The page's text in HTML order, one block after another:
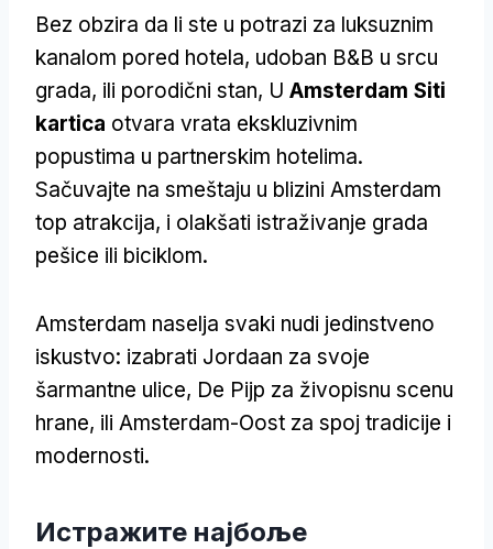
Bez obzira da li ste u potrazi za luksuznim
kanalom pored hotela, udoban B&B u srcu
grada, ili porodični stan, U Amsterdam Siti
kartica otvara vrata ekskluzivnim
popustima u partnerskim hotelima.
Sačuvajte na smeštaju u blizini Amsterdam
top atrakcija, i olakšati istraživanje grada
pešice ili biciklom.
Amsterdam naselja svaki nudi jedinstveno
iskustvo: izabrati Jordaan za svoje
šarmantne ulice, De Pijp za živopisnu scenu
hrane, ili Amsterdam-Oost za spoj tradicije i
modernosti.
Истражите најбоље